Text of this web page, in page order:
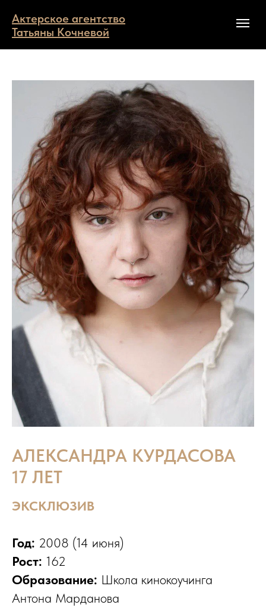
Актерское агентство
Татьяны Кочневой
АЛЕКСАНДРА КУРДАСОВА
17 ЛЕТ
ЭКСКЛЮЗИВ
Год: 2008 (14 июня)
Рост: 162
Образование: Школа кинокоучинга
Антона Марданова